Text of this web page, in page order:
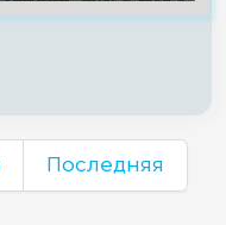
Последняя